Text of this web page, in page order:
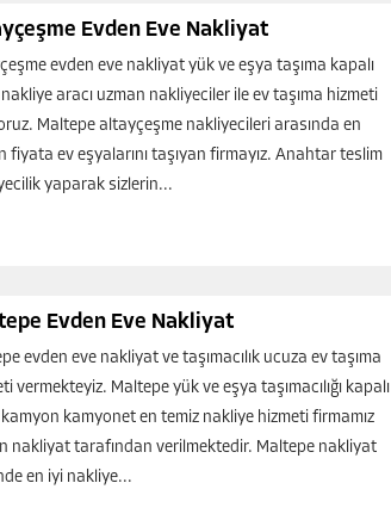
Evden Eve Nakliyat
evden eve nakliyat yük ve eşya taşıma kapalı
aracı uzman nakliyeciler ile ev taşıma hizmeti
Maltepe altayçeşme nakliyecileri arasında en
fiyata ev eşyalarını taşıyan firmayız. Anahtar teslim
yaparak sizlerin...
Evden Eve Nakliyat
evden eve nakliyat ve taşımacılık ucuza ev taşıma
vermekteyiz. Maltepe yük ve eşya taşımacılığı kapalı
kamyonet en temiz nakliye hizmeti firmamız
nakliyat tarafından verilmektedir. Maltepe nakliyat
en iyi nakliye...